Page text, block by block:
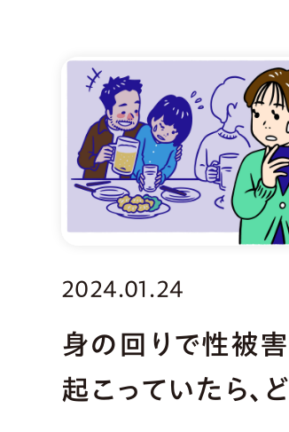
2024.01.24
身の回りで性被
起こっていたら、